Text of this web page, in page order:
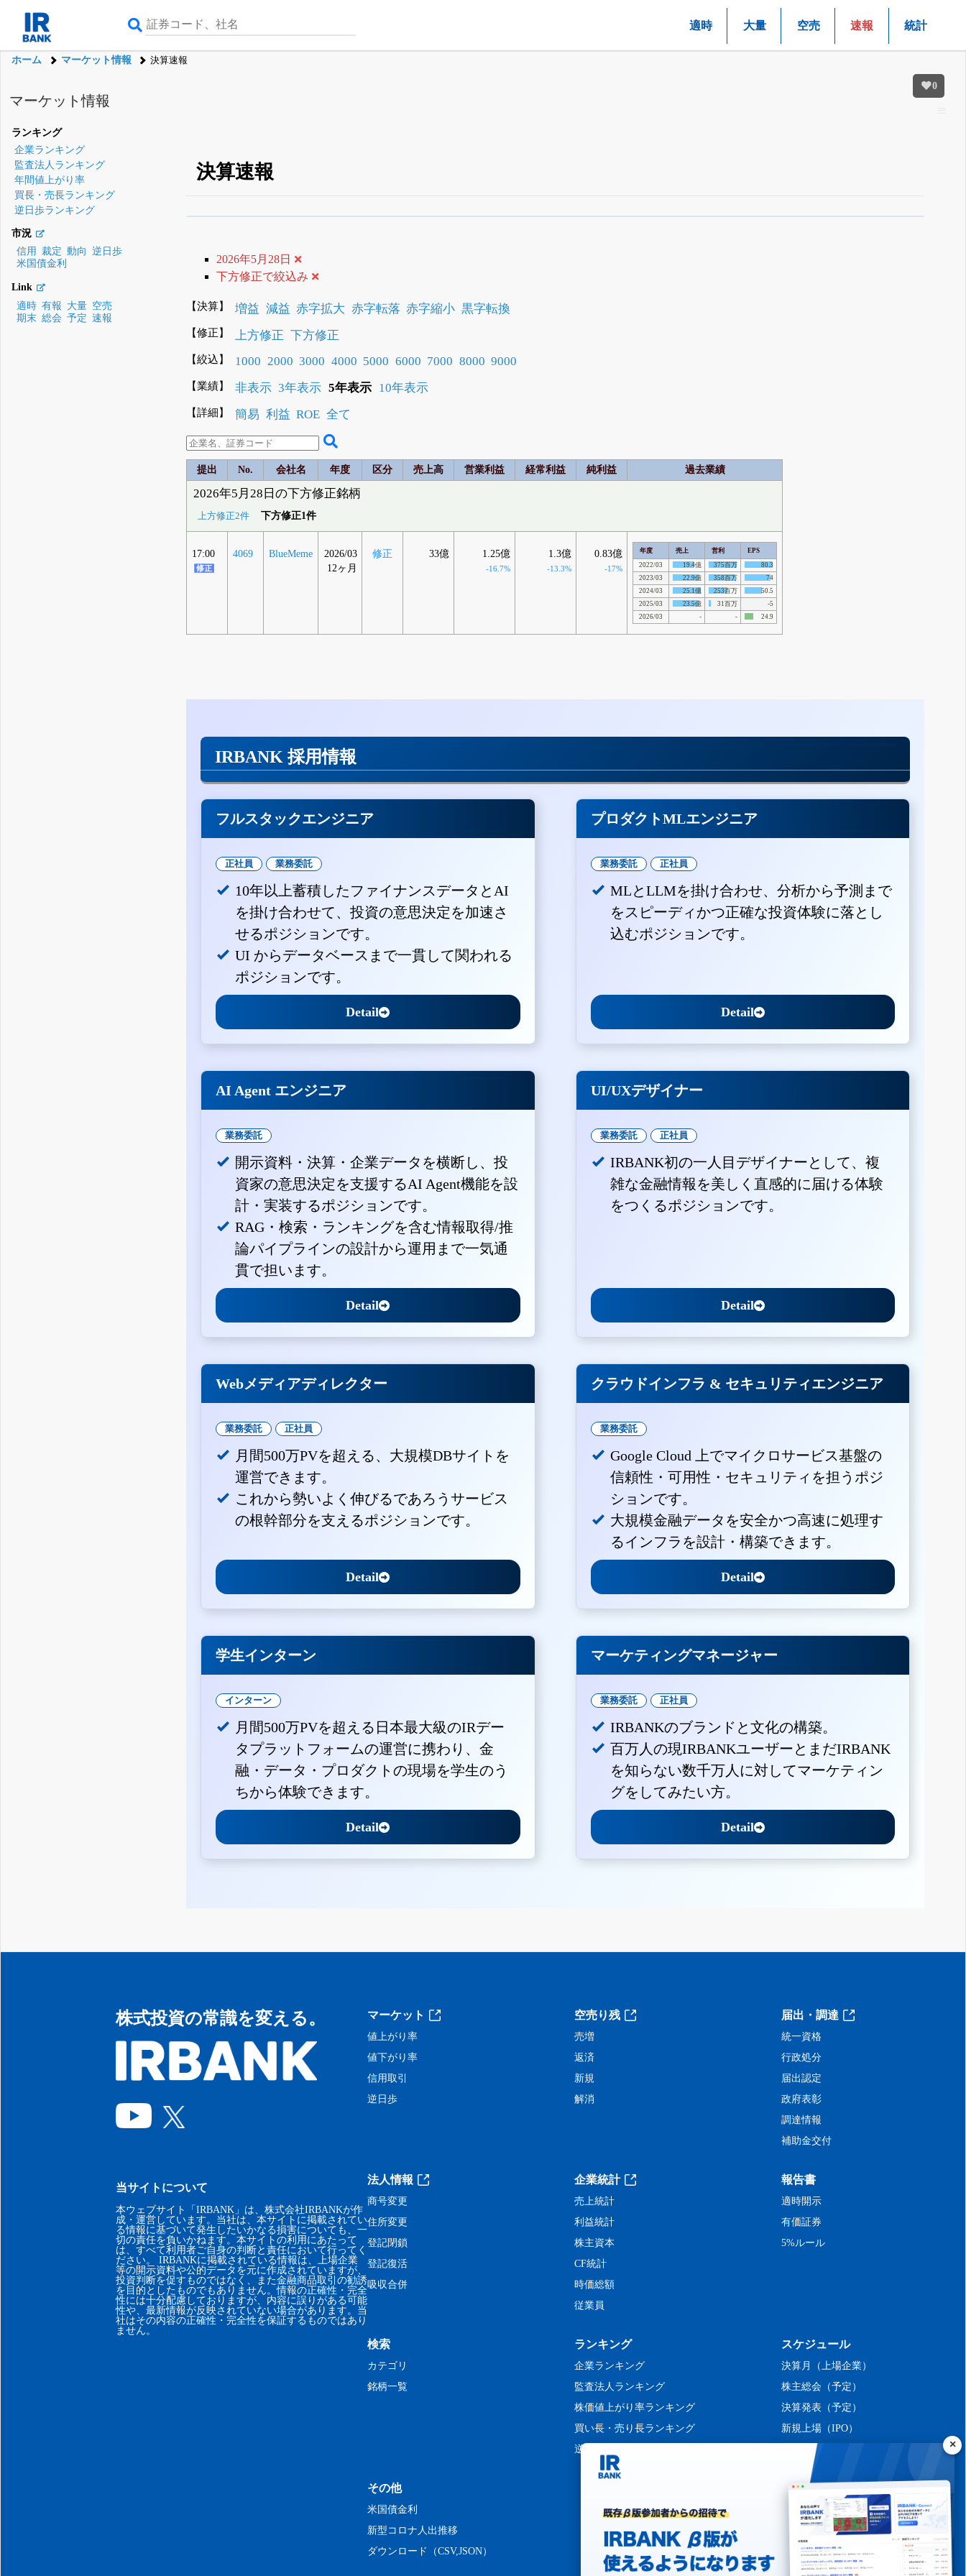
適時 大量 空売 速報 統計
ホーム マーケット情報 決算速報
0
マーケット情報
ランキング
企業ランキング
監査法人ランキング
年間値上がり率
買長・売長ランキング
逆日歩ランキング
市況
信用
裁定 動向
逆日歩
米国債金利
Link
適時 有報 大量 空売
期末 総会 予定 速報
決算速報
登録すると永久30%OFFと米株版の先行利用も付きます
2026年5月28日
下方修正で絞込み
【決算】 増益 減益 赤字拡大 赤字転落 赤字縮小 黒字転換
【修正】 上方修正 下方修正
【絞込】 1000 2000 3000 4000 5000 6000 7000 8000 9000
【業績】 非表示 3年表示 5年表示 10年表示
【詳細】 簡易 利益 ROE 全て
提出 No. 会社名 年度 区分 売上高 営業利益 経常利益 純利益 過去業績
2026年5月28日の下方修正銘柄
上方修正2件 下方修正1件
17:00 4069 BlueMeme
2026/03
12ヶ月
修正 33億 1.25億
-16.7%
1.3億
-13.3%
0.83億
-17%
年度 売上 営利
EPS
2022/03
19.4億 375百万
80.3
2023/03
22.9億 358百万
74
2024/03
25.1億 253百万
50.5
2025/03
23.5億 31百万
-5
2026/03
- - 24.9
IRBANK 採用情報
フルスタックエンジニア
正社員 業務委託
10年以上蓄積したファイナンスデータとAI
を掛け合わせて、投資の意思決定を加速さ
せるポジションです。
UI からデータベースまで一貫して関われる
ポジションです。
Detail
プロダクトMLエンジニア
業務委託 正社員
MLとLLMを掛け合わせ、分析から予測まで
をスピーディかつ正確な投資体験に落とし
込むポジションです。
Detail
AI Agent エンジニア
業務委託
開示資料・決算・企業データを横断し、投
資家の意思決定を支援するAI Agent機能を設
計・実装するポジションです。
RAG・検索・ランキングを含む情報取得/推
論パイプラインの設計から運用まで一気通
貫で担います。
Detail
UI/UXデザイナー
業務委託 正社員
IRBANK初の一人目デザイナーとして、複
雑な金融情報を美しく直感的に届ける体験
をつくるポジションです。
Detail
Webメディアディレクター
業務委託 正社員
月間500万PVを超える、大規模DBサイトを
運営できます。
これから勢いよく伸びるであろうサービス
の根幹部分を支えるポジションです。
Detail
クラウドインフラ & セキュリティエンジニア
業務委託
Google Cloud 上でマイクロサービス基盤の
信頼性・可用性・セキュリティを担うポジ
ションです。
大規模金融データを安全かつ高速に処理す
るインフラを設計・構築できます。
Detail
学生インターン
インターン
月間500万PVを超える日本最大級のIRデー
タプラットフォームの運営に携わり、金
融・データ・プロダクトの現場を学生のう
ちから体験できます。
Detail
マーケティングマネージャー
業務委託 正社員
IRBANKのブランドと文化の構築。
百万人の現IRBANKユーザーとまだIRBANK
を知らない数千万人に対してマーケティン
グをしてみたい方。
Detail
株式投資の常識を変える。
当サイトについて
本ウェブサイト「IRBANK」は、株式会社IRBANKが作
成・運営しています。当社は、本サイトに掲載されてい
る情報に基づいて発生したいかなる損害についても、一
切の責任を負いかねます。本サイトの利用にあたって
は、すべて利用者ご自身の判断と責任において行ってく
ださい。 IRBANKに掲載されている情報は、上場企業
等の開示資料や公的データを元に作成されていますが、
投資判断を促すものではなく、また金融商品取引の勧誘
を目的としたものでもありません。情報の正確性・完全
性には十分配慮しておりますが、内容に誤りがある可能
性や、最新情報が反映されていない場合があります。当
社はその内容の正確性・完全性を保証するものではあり
ません。
マーケット
値上がり率
値下がり率
信用取引
逆日歩
空売り残
売増
返済
新規
解消
届出・調達
統一資格
行政処分
届出認定
政府表彰
調達情報
補助金交付
法人情報
商号変更
住所変更
登記閉鎖
登記復活
吸収合併
企業統計
売上統計
利益統計
株主資本
CF統計
時価総額
従業員
報告書
適時開示
有価証券
5%ルール
検索
カテゴリ
銘柄一覧
ランキング
企業ランキング
監査法人ランキング
株価値上がり率ランキング
買い長・売り長ランキング
逆日歩ランキング
スケジュール
決算月（上場企業）
株主総会（予定）
決算発表（予定）
新規上場（IPO）
その他
米国債金利
新型コロナ人出推移
ダウンロード（CSV,JSON）